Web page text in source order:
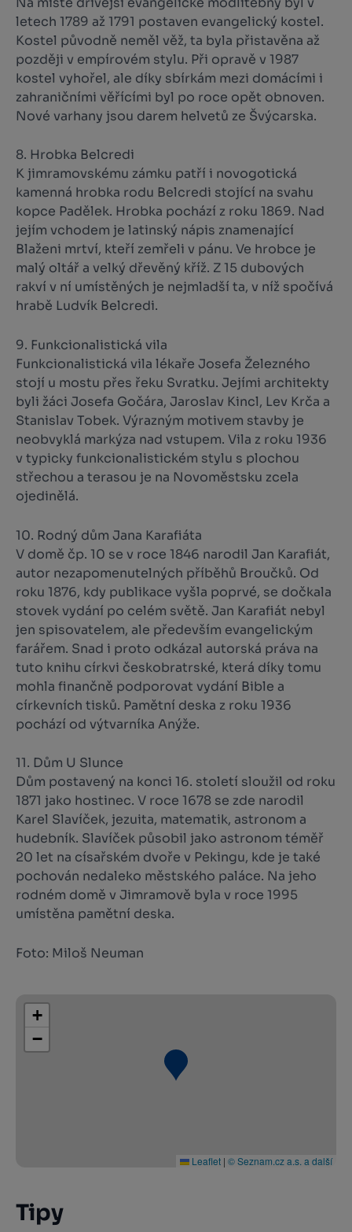
letech 1789 až 1791 postaven evangelický kostel.
Kostel původně neměl věž, ta byla přistavěna až
později v empírovém stylu. Při opravě v 1987
kostel vyhořel, ale díky sbírkám mezi domácími i
zahraničními věřícími byl po roce opět obnoven.
Nové varhany jsou darem helvetů ze Švýcarska.
8. Hrobka Belcredi
K jimramovskému zámku patří i novogotická
kamenná hrobka rodu Belcredi stojící na svahu
kopce Padělek. Hrobka pochází z roku 1869. Nad
jejím vchodem je latinský nápis znamenající
Blaženi mrtví, kteří zemřeli v pánu. Ve hrobce je
malý oltář a velký dřevěný kříž. Z 15 dubových
rakví v ní umístěných je nejmladší ta, v níž spočívá
hrabě Ludvík Belcredi.
9. Funkcionalistická vila
Funkcionalistická vila lékaře Josefa Železného
stojí u mostu přes řeku Svratku. Jejími architekty
byli žáci Josefa Gočára, Jaroslav Kincl, Lev Krča a
Stanislav Tobek. Výrazným motivem stavby je
neobvyklá markýza nad vstupem. Vila z roku 1936
v typicky funkcionalistickém stylu s plochou
střechou a terasou je na Novoměstsku zcela
ojedinělá.
10. Rodný dům Jana Karafiáta
V domě čp. 10 se v roce 1846 narodil Jan Karafiát,
autor nezapomenutelných příběhů Broučků. Od
roku 1876, kdy publikace vyšla poprvé, se dočkala
stovek vydání po celém světě. Jan Karafiát nebyl
jen spisovatelem, ale především evangelickým
farářem. Snad i proto odkázal autorská práva na
tuto knihu církvi českobratrské, která díky tomu
mohla finančně podporovat vydání Bible a
církevních tisků. Pamětní deska z roku 1936
pochází od výtvarníka Anýže.
11. Dům U Slunce
Dům postavený na konci 16. století sloužil od roku
1871 jako hostinec. V roce 1678 se zde narodil
Karel Slavíček, jezuita, matematik, astronom a
hudebník. Slavíček působil jako astronom téměř
20 let na císařském dvoře v Pekingu, kde je také
pochován nedaleko městského paláce. Na jeho
rodném domě v Jimramově byla v roce 1995
umístěna pamětní deska.
Foto: Miloš Neuman
+
−
Leaflet | © Seznam.cz a.s. a další
Tipy